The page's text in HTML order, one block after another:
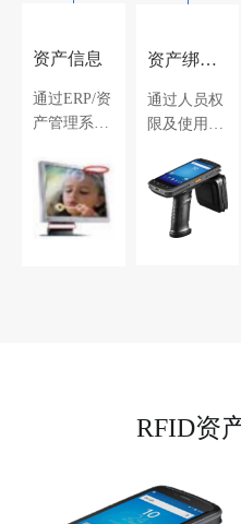
资产信息
通过ERP/资
产管理系统
资产绑定信息
通过人员权
限及使用人
（使用人、
科室等）绑
定。
RFID资